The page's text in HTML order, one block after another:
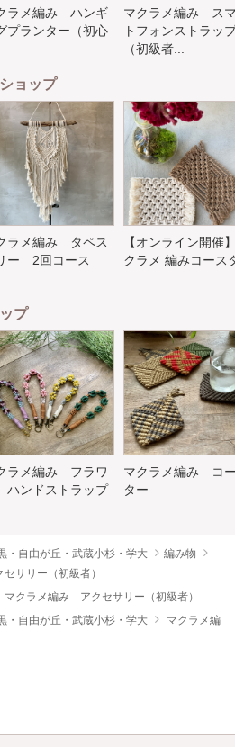
ラメ編み ハンギ
プランター（初心
マクラメ編み ス
トフォンストラッ
（初級者...
ョップ
ラメ編み タペス
ー 2回コース
【オンライン開催
クラメ 編みコース
プ
ラメ編み フラワ
ンドストラップ
マクラメ編み コ
ター
・自由が丘・武蔵小杉・学大
編み物
サリー（初級者）
マクラメ編み アクセサリー（初級者）
・自由が丘・武蔵小杉・学大
マクラメ編